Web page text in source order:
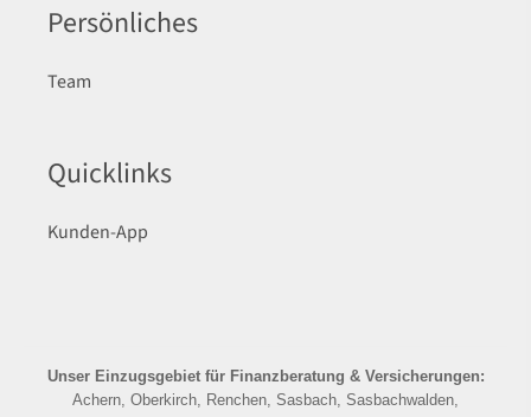
Persönliches
Team
Quicklinks
Kunden-App
Unser Einzugsgebiet für Finanzberatung & Versicherungen:
Achern, Oberkirch, Renchen, Sasbach, Sasbachwalden,